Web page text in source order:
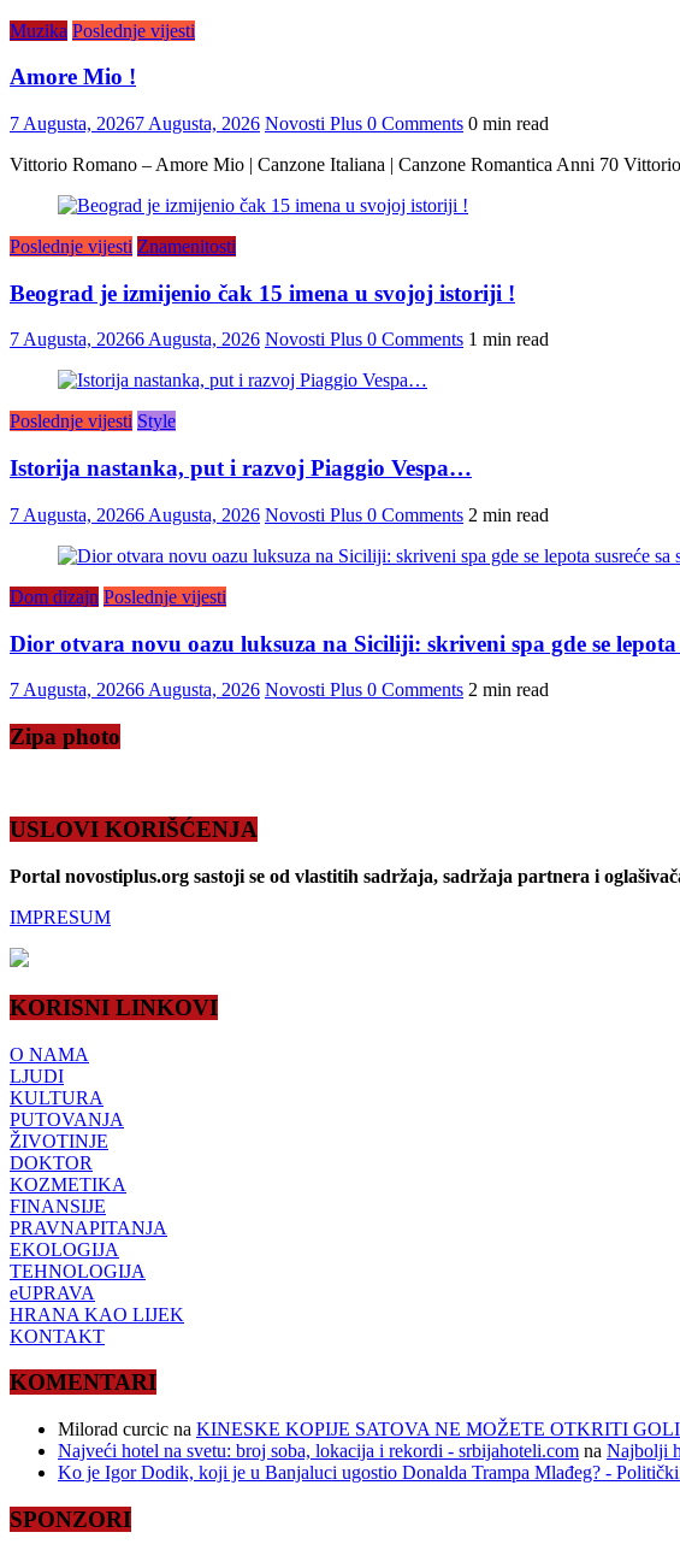
Muzika Poslednje vijesti
Amore Mio !
7 Augusta, 20267 Augusta, 2026 Novosti Plus 0 Comments 0 min read
Vittorio Romano – Amore Mio | Canzone Italiana | Canzone Romantica Anni 70
Poslednje vijesti Znamenitosti
Beograd je izmijenio čak 15 imena u svojoj istoriji !
7 Augusta, 20266 Augusta, 2026 Novosti Plus 0 Comments 1 min read
Poslednje vijesti Style
Istorija nastanka, put i razvoj Piaggio Vespa…
7 Augusta, 20266 Augusta, 2026 Novosti Plus 0 Comments 2 min read
Dom dizajn Poslednje vijesti
Dior otvara novu oazu luksuza na Siciliji: skriveni spa gde se lepota
7 Augusta, 20266 Augusta, 2026 Novosti Plus 0 Comments 2 min read
Zipa photo
USLOVI KORIŠĆENJA
Portal novostiplus.org sastoji se od vlastitih sadržaja, sadržaja partnera i
IMPRESUM
KORISNI LINKOVI
O NAMA
LJUDI
KULTURA
PUTOVANJA
ŽIVOTINJE
DOKTOR
KOZMETIKA
FINANSIJE
PRAVNAPITANJA
EKOLOGIJA
TEHNOLOGIJA
eUPRAVA
HRANA KAO LIJEK
KONTAKT
KOMENTARI
Milorad curcic na KINESKE KOPIJE SATOVA NE MOŽETE OTKRITI
Najveći hotel na svetu: broj soba, lokacija i rekordi - srbijahoteli.com na Najbolji
Ko je Igor Dodik, koji je u Banjaluci ugostio Donalda Trampa Mlađeg? -
SPONZORI